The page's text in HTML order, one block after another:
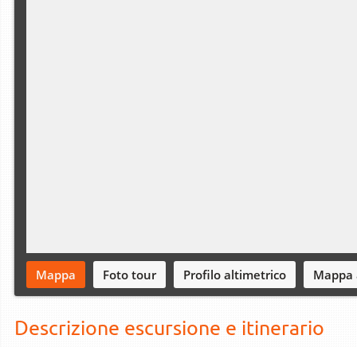
Mappa Foto tour Profilo altimetrico Mappa
Descrizione escursione e itinerario